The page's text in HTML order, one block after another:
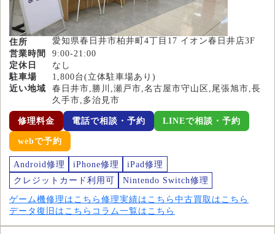
住所
愛知県春日井市柏井町4丁目17 イオン春日井店3F
営業時間
9:00-21:00
定休日
なし
駐車場
1,800台(立体駐車場あり)
近い地域
春日井市,勝川,瀬戸市,名古屋市守山区,尾張旭市,長
久手市,多治見市
修理料金 電話で相談・予約 LINEで相談・予約
webで予約
Android修理 iPhone修理
iPad修理
クレジットカード利用可
Nintendo Switch修理
ゲーム機修理はこちら 修理実績はこちら 中古買取はこちら
データ復旧はこちら コラム一覧はこちら